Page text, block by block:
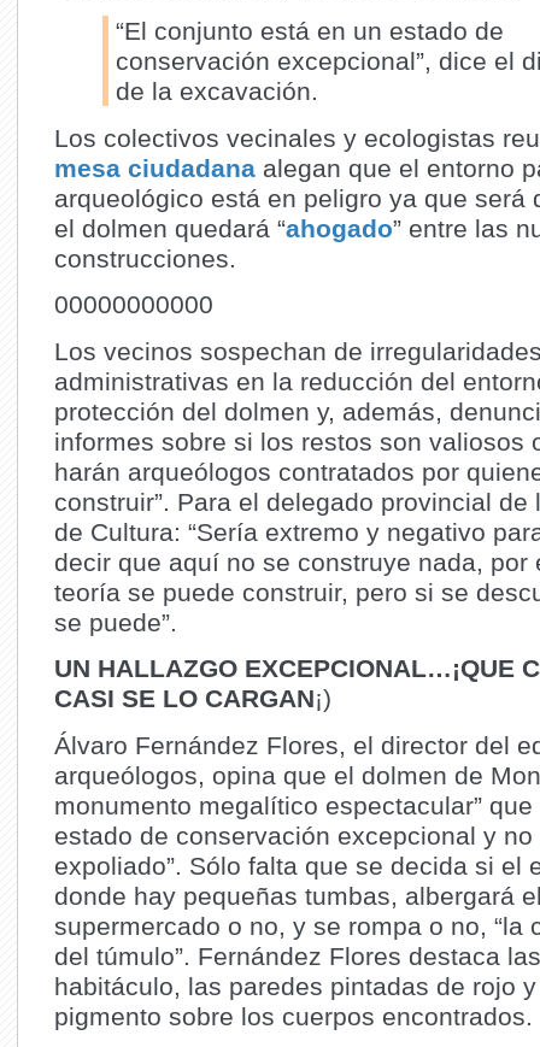
“El conjunto está en un estado de
conservación excepcional”, dice el
de la excavación.
Los colectivos vecinales y ecologistas
mesa ciudadanaalegan que el entorno
arqueológico está en peligro ya que será
el dolmen quedará “ahogado” entre las
construcciones.
00000000000
Los vecinos sospechan de
administrativas en la reducción del
protección del dolmen y, además,
informes sobre si los restos son valiosos
harán arqueólogos contratados por
construir”. Para el delegado provincial de
de Cultura: “Sería extremo y negativo
decir que aquí no se construye nada, por
teoría se puede construir, pero si se
se puede”.
UN HALLAZGO EXCEPCIONAL…¡QUE
CASI SE LO CARGAN¡)
Álvaro Fernández Flores, el director del
arqueólogos, opina que el dolmen de
monumento megalítico espectacular” que
estado de conservación excepcional y no
expoliado”. Sólo falta que se decida si el
donde hay pequeñas tumbas, albergará
supermercado o no, y se rompa o no, “la
del túmulo”. Fernández Flores destaca
habitáculo, las paredes pintadas de rojo
pigmento sobre los cuerpos encontrados.